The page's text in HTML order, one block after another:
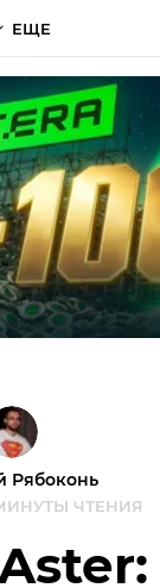
ЕЩЕ
Рябоконь
ЧТЕНИЯ